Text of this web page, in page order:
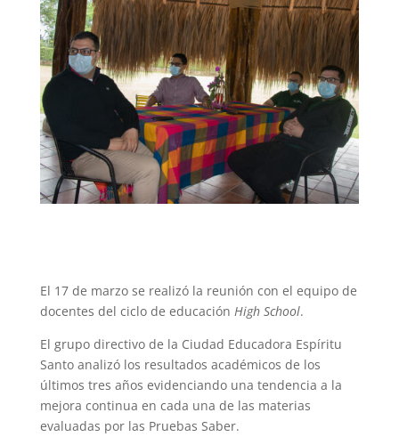
El 17 de marzo se realizó la reunión con el equipo de
docentes del ciclo de educación High School.
El grupo directivo de la Ciudad Educadora Espíritu
Santo analizó los resultados académicos de los
últimos tres años evidenciando una tendencia a la
mejora continua en cada una de las materias
evaluadas por las Pruebas Saber.